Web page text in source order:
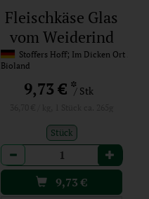
Fleischkäse Glas
vom Weiderind
Stoffers Hoff; Im Dicken Ort 22,
Bioland
9,73 € */ Stk
Stück
Anzahl
9,73€